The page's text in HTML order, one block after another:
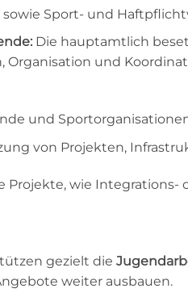
Sport- und
Die hauptamtlich
und
und
von Projekten,
Projekte, wie Integrations-
gezielt die
weiter ausbauen.